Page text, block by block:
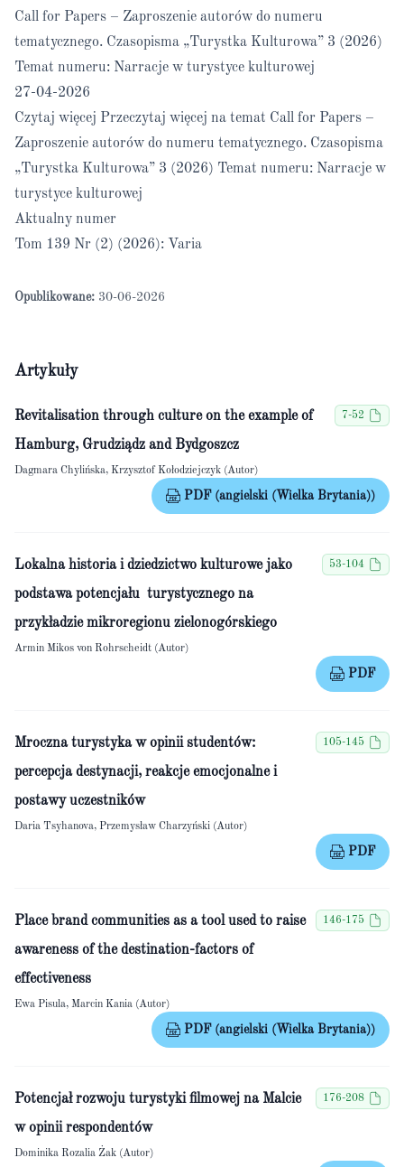
Call for Papers – Zaproszenie autorów do numeru
tematycznego. Czasopisma „Turystka Kulturowa” 3 (2026)
Temat numeru: Narracje w turystyce kulturowej
27-04-2026
Czytaj więcej Przeczytaj więcej na temat Call for Papers –
Zaproszenie autorów do numeru tematycznego. Czasopisma
„Turystka Kulturowa” 3 (2026) Temat numeru: Narracje w
turystyce kulturowej
Aktualny numer
Tom 139 Nr (2) (2026): Varia
Opublikowane: 30-06-2026
Artykuły
Revitalisation through culture on the example of
Hamburg, Grudziądz and Bydgoszcz
7-52
Dagmara Chylińska, Krzysztof Kołodziejczyk (Autor)
PDF (angielski (Wielka Brytania))
Lokalna historia i dziedzictwo kulturowe jako
podstawa potencjału turystycznego na
przykładzie mikroregionu zielonogórskiego
53-104
Armin Mikos von Rohrscheidt (Autor)
PDF
Mroczna turystyka w opinii studentów:
percepcja destynacji, reakcje emocjonalne i
postawy uczestników
105-145
Daria Tsyhanova, Przemysław Charzyński (Autor)
PDF
Place brand communities as a tool used to raise
awareness of the destination-factors of
effectiveness
146-175
Ewa Pisula, Marcin Kania (Autor)
PDF (angielski (Wielka Brytania))
Potencjał rozwoju turystyki filmowej na Malcie
w opinii respondentów
176-208
Dominika Rozalia Żak (Autor)